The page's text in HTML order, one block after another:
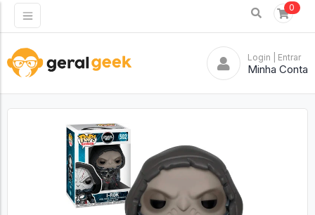
0
Login | Entrar
Minha Conta